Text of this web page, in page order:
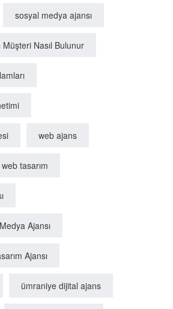
sosyal medya ajansı
Nasıl Bulunur
web ajans
web tasarım
Ajansı
Ajansı
ümraniye dijital ajans